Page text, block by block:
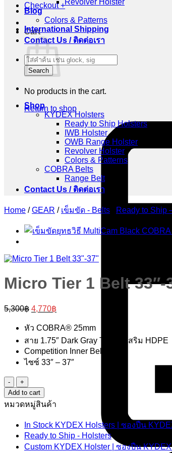
Checkout +
Cart
No products in the cart.
Return to shop
Revolver Holster
Blog
Colors & Patterns
International Shipping
Contact Us / ติดต่อเรา
Products
search
Search
Shop
KYDEX Holsters
Ready to Ship Holsters
IWB Holster
OWB Range Holster
Revolver Holster
Colors & Patterns
COBRA Belts
Range Belt
Contact Us / ติดต่อเรา
Home / GEAR / เข็มขัด - Belts Ready to Ship
Micro Tier 1 Belt 33″-
5,300฿ Original
was:
5,300฿.
4,770฿
is:
4,770฿.
หัว COBRA® 25mm
สาย 1.75″ Dark Gray Type 7 เสริม HDPE
Competition Inner Belt 1.5″
ไซซ์ 33″ – 37″
Micro
Tier
1
Belt
quantity
Add to cart
หมวดหมู่สินค้า
In Stock KYDEX Holsters | ซองปืน
Ready to Ship - Holsters
Custom KYDEX Holster | ซองปืน